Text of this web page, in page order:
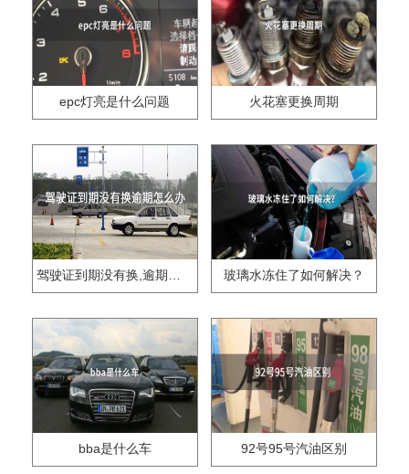
epc灯亮是什么问题 火花塞更换周期
驾驶证到期没有换,逾期怎么办?? 玻璃水冻住了如何解决？
bba是什么车 92号95号汽油区别